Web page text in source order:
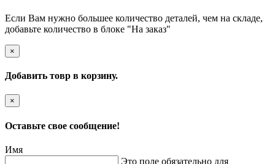
Если Вам нужно большее количество деталей, чем на складе,
добавьте количество в блоке "На заказ"
×
Добавить товр в корзину.
×
Оставьте свое сообщение!
Имя
Это поле обязательно для